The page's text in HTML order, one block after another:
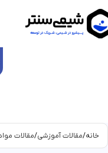
خانه مقالات آموزشی مقالات